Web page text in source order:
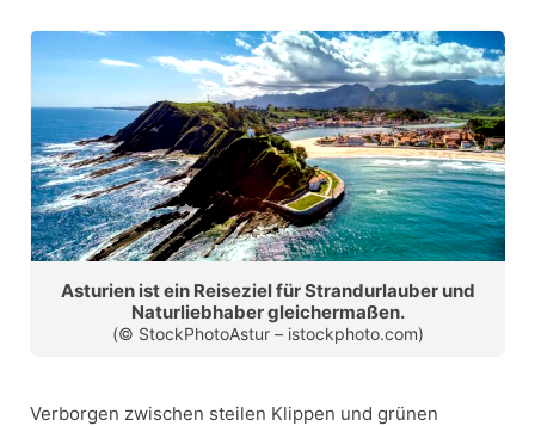
Asturien ist ein Reiseziel für Strandurlauber und
Naturliebhaber gleichermaßen.
(© StockPhotoAstur – istockphoto.com)
Verborgen zwischen steilen Klippen und grünen